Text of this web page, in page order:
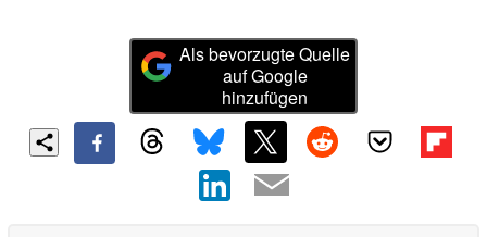
Als bevorzugte Quelle
auf Google
hinzufügen